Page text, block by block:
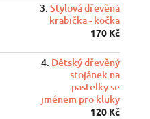
Stylová dřevěná
krabička - kočka
170 Kč
Dětský dřevěný
stojánek na
pastelky se
jménem pro kluky
120 Kč